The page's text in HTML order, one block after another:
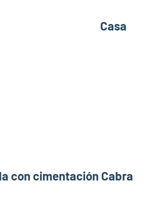
Casa
con cimentación Cabra